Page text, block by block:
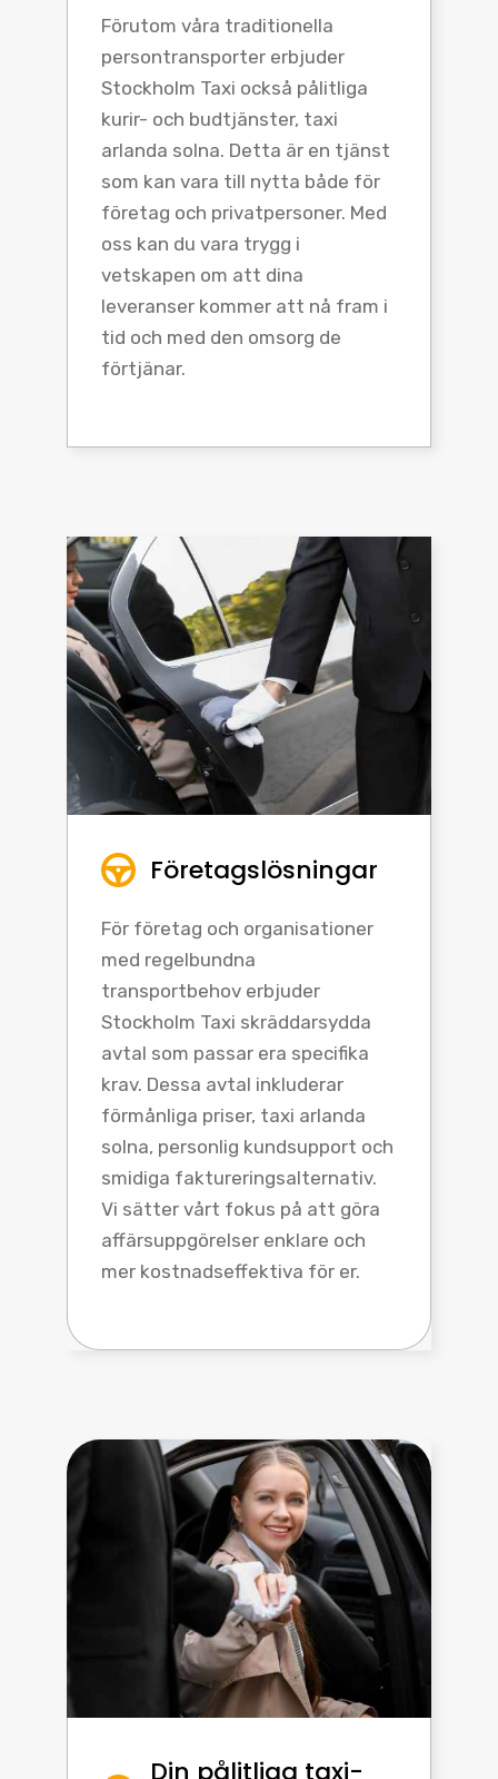
Förutom våra traditionella
persontransporter erbjuder
Stockholm Taxi också pålitliga
kurir- och budtjänster, taxi
arlanda solna. Detta är en tjänst
som kan vara till nytta både för
företag och privatpersoner. Med
oss kan du vara trygg i
vetskapen om att dina
leveranser kommer att nå fram i
tid och med den omsorg de
förtjänar.
Företagslösningar
För företag och organisationer
med regelbundna
transportbehov erbjuder
Stockholm Taxi skräddarsydda
avtal som passar era specifika
krav. Dessa avtal inkluderar
förmånliga priser, taxi arlanda
solna, personlig kundsupport och
smidiga faktureringsalternativ.
Vi sätter vårt fokus på att göra
affärsuppgörelser enklare och
mer kostnadseffektiva för er.
Din pålitliga taxi-